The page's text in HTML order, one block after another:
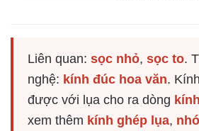
Liên quan: sọc nhỏ, sọc to.
nghệ: kính đúc hoa văn.
được với lụa cho ra dòng
xem thêm kính ghép lụa,